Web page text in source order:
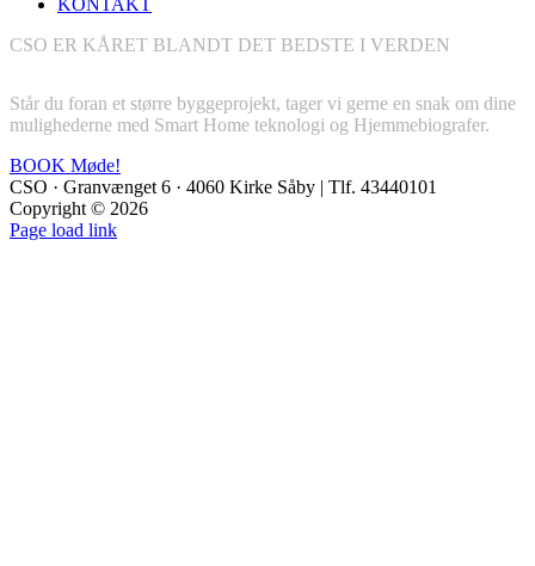
KONTAKT
CSO ER KÅRET BLANDT DET BEDSTE I VERDEN
Står du foran et større byggeprojekt, tager vi gerne en snak om dine
mulighederne med Smart Home teknologi og Hjemmebiografer.
BOOK Møde!
CSO · Granvænget 6 · 4060 Kirke Såby | Tlf. 43440101
Copyright © 2026
YouTube
Instagram
Facebook
LinkedIn
Page load link